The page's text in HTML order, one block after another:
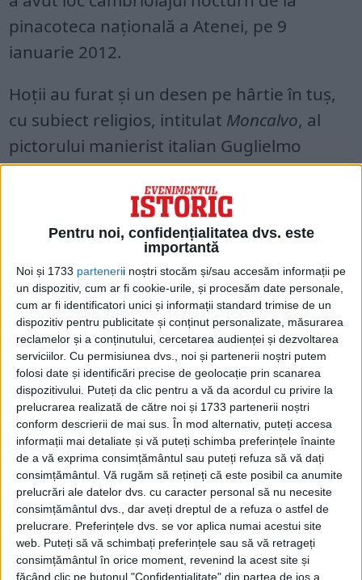
Pentru noi, confidențialitatea dvs. este
importantă
Noi și 1733 partenerii noștri stocăm și/sau accesăm informații pe
un dispozitiv, cum ar fi cookie-urile, și procesăm date personale,
cum ar fi identificatori unici și informații standard trimise de un
dispozitiv pentru publicitate și conținut personalizate, măsurarea
reclamelor și a conținutului, cercetarea audienței și dezvoltarea
serviciilor. Cu permisiunea dvs., noi și partenerii noștri putem
folosi date și identificări precise de geolocație prin scanarea
dispozitivului. Puteți da clic pentru a vă da acordul cu privire la
prelucrarea realizată de către noi și 1733 partenerii noștri
conform descrierii de mai sus. În mod alternativ, puteți accesa
informații mai detaliate și vă puteți schimba preferințele înainte
de a vă exprima consimțământul sau puteți refuza să vă dați
consimțământul. Vă rugăm să rețineți că este posibil ca anumite
prelucrări ale datelor dvs. cu caracter personal să nu necesite
consimțământul dvs., dar aveți dreptul de a refuza o astfel de
prelucrare. Preferințele dvs. se vor aplica numai acestui site
web. Puteți să vă schimbați preferințele sau să vă retrageți
consimțământul în orice moment, revenind la acest site și
făcând clic pe butonul "Confidențialitate" din partea de jos a
pinacoteca națională a Atenei, pe 9
ianuarie 2012.
Hoții au furat și un desen pe hârtie în tuș,
cu subiect religios, intitulat Moncalvo, al
pictorului manierist italian Guglielmo
Caccia (1568-1625).
La vremea respectivă, în 1912, poliția a
estimat că spargerea a durat circa 7
minute.
Raportul întocmit de poliție a arătat că
sistemul de securitate nu mai fusese
verificat și modernizat din anul 2000. Mai
multe zone din muzeu se aflau în afara
razelor de acces ale camerelor de
supraveghere și alarmele aveau defecțiuni.